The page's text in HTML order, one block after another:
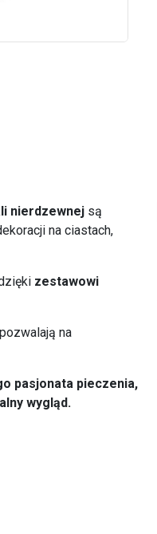
nierdzewnej są
na ciastach,
zestawowi
na
pasjonata pieczenia,
wygląd.